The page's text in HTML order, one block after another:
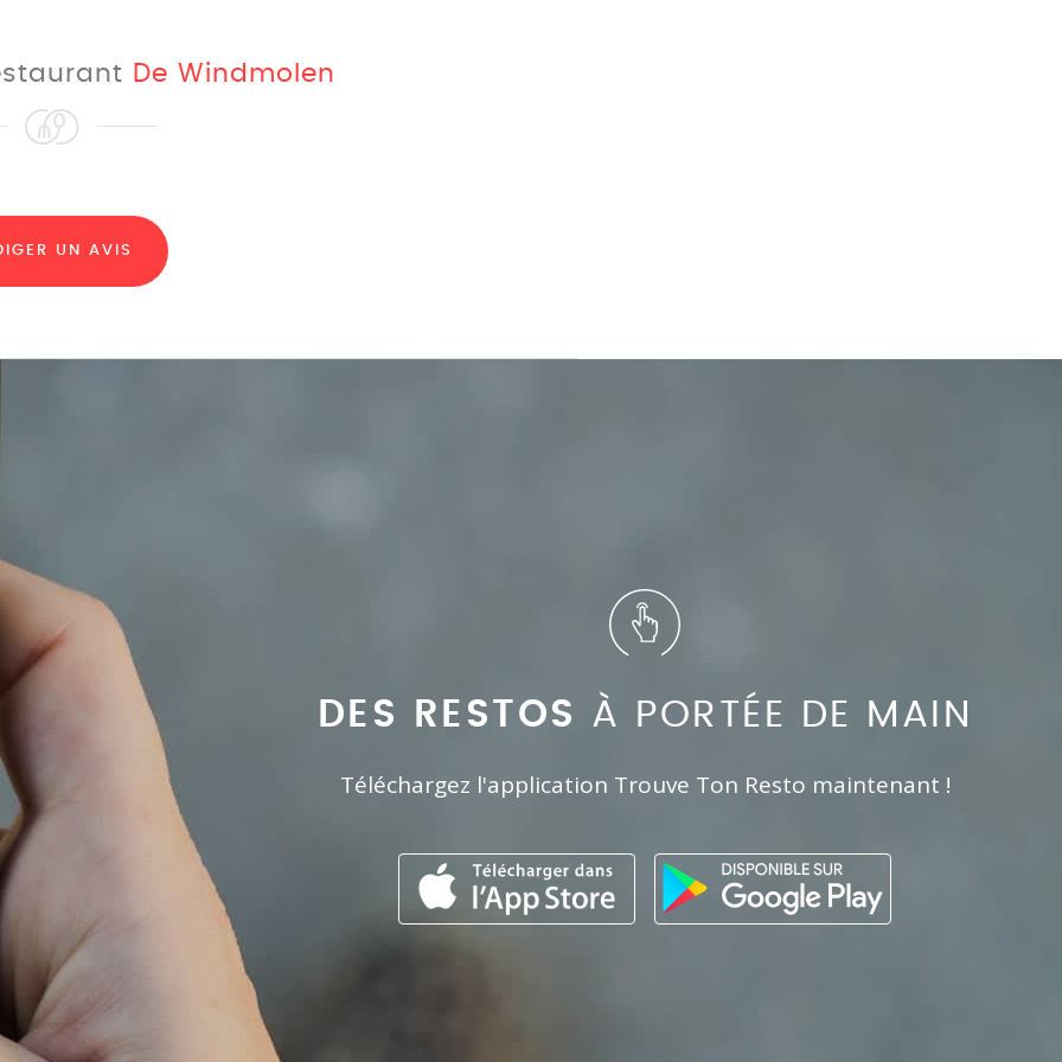
De Windmolen
UN AVIS
DES RESTOS À PORTÉE DE MAIN
Téléchargez l'application Trouve Ton Resto maintenant !